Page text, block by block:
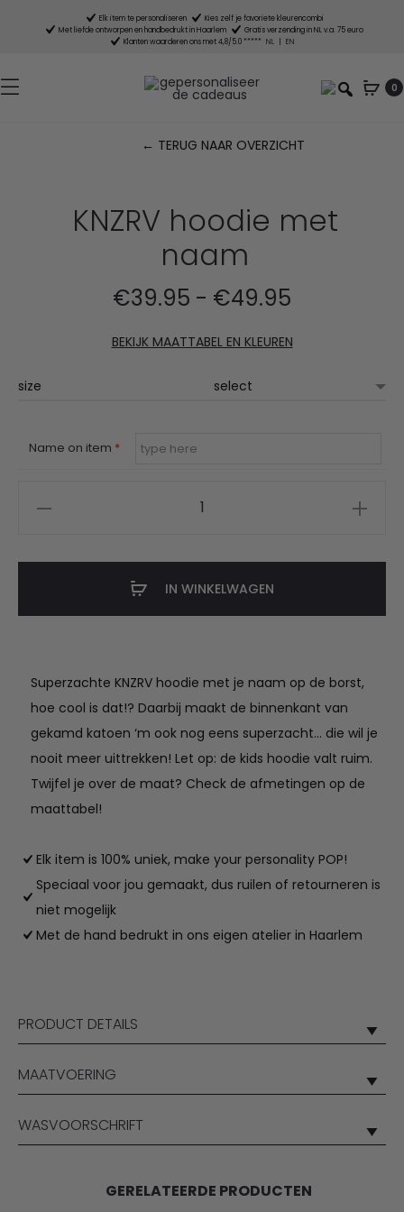
Elk item te personaliseren
Kies zelf je favoriete kleurencombi
Met liefde ontworpen en handbedrukt in Haarlem
Gratis verzending in NL v.a. 75 euro
Klanten waarderen ons met 4,8/5.0 ***** NL EN
0
← TERUG NAAR OVERZICHT
KNZRV hoodie met
naam
Superzachte KNZRV hoodie met je naam op de borst,
hoe cool is dat!? Daarbij maakt de binnenkant van
gekamd katoen ‘m ook nog eens superzacht… die wil je
nooit meer uittrekken! Let op: de kids hoodie valt ruim.
Twijfel je over de maat? Check de afmetingen op de
maattabel!
€39.95 - €49.95
€39.95
Elk item is 100% uniek, make your personality POP!
Speciaal voor jou gemaakt, dus ruilen of retourneren is
niet mogelijk
Met de hand bedrukt in ons eigen atelier in Haarlem
BEKIJK MAATTABEL EN KLEUREN
size
Name on item *
IN WINKELWAGEN
PRODUCT DETAILS
MAATVOERING
WASVOORSCHRIFT
GERELATEERDE PRODUCTEN